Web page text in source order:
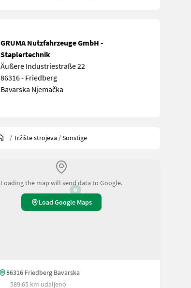
GRUMA Nutzfahrzeuge GmbH -
Staplertechnik
Äußere Industriestraße 22
86316 - Friedberg
Bavarska Njemačka
/Tržište strojeva /Sonstige
Loading the map will send data to Google.
Load Google Maps
86316 Friedberg Bavarska
589.65 km udaljeno